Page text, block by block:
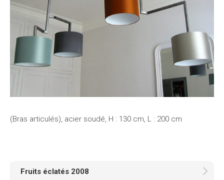
(Bras articulés), acier soudé, H : 130 cm, L : 200 cm
Fruits éclatés 2008